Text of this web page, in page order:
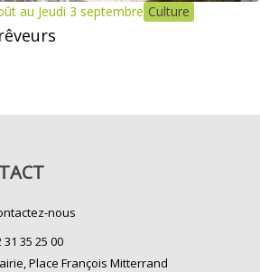
au Jeudi 3 septembre Culture
nous
31 35 25 00
Place François Mitterrand